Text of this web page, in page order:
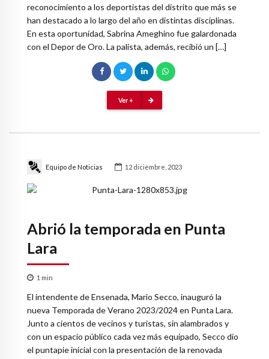
reconocimiento a los deportistas del distrito que más se
han destacado a lo largo del año en distintas disciplinas.
En esta oportunidad, Sabrina Ameghino fue galardonada
con el Depor de Oro. La palista, además, recibió un […]
Ver +
Equipo de Noticias 12 diciembre, 2023
Abrió la temporada en Punta
Lara
1 min
El intendente de Ensenada, Mario Secco, inauguró la
nueva Temporada de Verano 2023/2024 en Punta Lara.
Junto a cientos de vecinos y turistas, sin alambrados y
con un espacio público cada vez más equipado, Secco dio
el puntapie inicial con la presentación de la renovada